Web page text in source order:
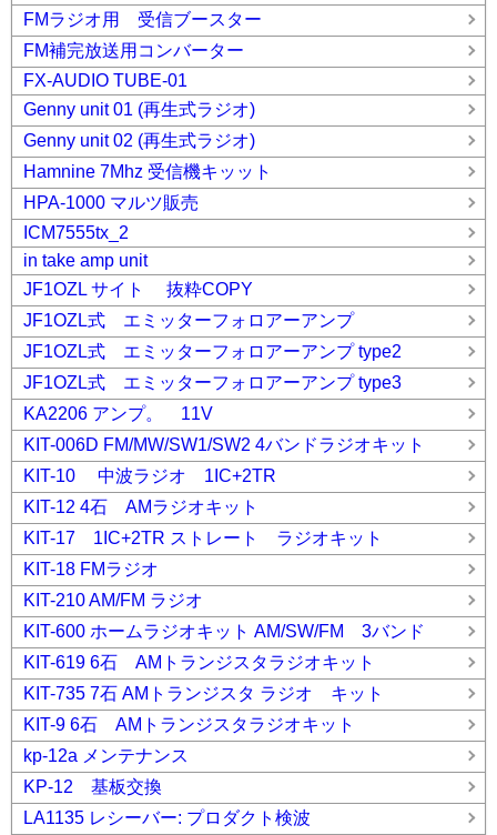
FMラジオ用 受信ブースター
FM補完放送用コンバーター
FX-AUDIO TUBE-01
Genny unit 01 (再生式ラジオ)
Genny unit 02 (再生式ラジオ)
Hamnine 7Mhz 受信機キッット
HPA-1000 マルツ販売
ICM7555tx_2
in take amp unit
JF1OZL サイト 抜粋COPY
JF1OZL式 エミッターフォロアーアンプ
JF1OZL式 エミッターフォロアーアンプ type2
JF1OZL式 エミッターフォロアーアンプ type3
KA2206 アンプ。 11V
KIT-006D FM/MW/SW1/SW2 4バンドラジオキット
KIT-10 中波ラジオ 1IC+2TR
KIT-12 4石 AMラジオキット
KIT-17 1IC+2TR ストレート ラジオキット
KIT-18 FMラジオ
KIT-210 AM/FM ラジオ
KIT-600 ホームラジオキット AM/SW/FM 3バンド
KIT-619 6石 AMトランジスタラジオキット
KIT-735 7石 AMトランジスタ ラジオ キット
KIT-9 6石 AMトランジスタラジオキット
kp-12a メンテナンス
KP-12 基板交換
LA1135 レシーバー: プロダクト検波